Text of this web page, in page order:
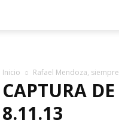
Inicio Rafael Mendoza,
CAPTURA
8.11.13